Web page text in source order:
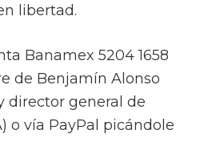
libertad.
Banamex 5204 1658
de Benjamín Alonso
director general de
o vía PayPal picándole